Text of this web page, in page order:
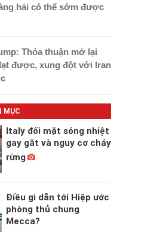
hải có thể sớm được
Thỏa thuận mở lại
được, xung đột với Iran
MỤC
Italy đối mặt sóng nhiệt
gay gắt và nguy cơ cháy
rừng
Điều gì dẫn tới Hiệp ước
phòng thủ chung
Mecca?